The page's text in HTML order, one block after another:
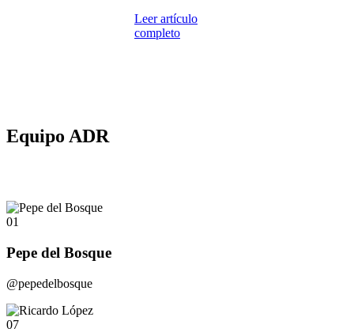
Leer artículo
completo
Equipo ADR
01
Pepe del Bosque
@pepedelbosque
07